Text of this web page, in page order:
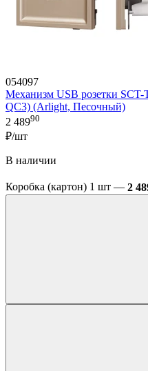
054097
Механизм USB розетки
QC3) (Arlight, Песочный)
2 48990
₽/шт
В наличии
Коробка (картон) 1 шт — 2